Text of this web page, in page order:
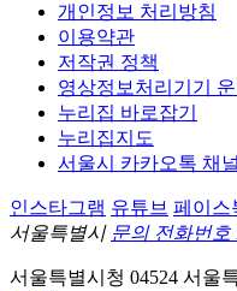
개인정보 처리방침
이용약관
저작권 정책
영상정보처리기기
누리집 바로잡기
누리집지도
서울시 카카오톡 채
인스타그램 유튜브 페이스
서울특별시 문의 전화번호
서울특별시청 04524 서울